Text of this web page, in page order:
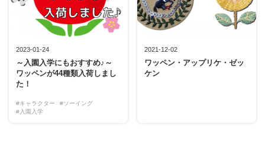
2023-01-24
～入園入学にもおすすめ♪～
ワッペンが44種類入荷しまし
た！
#キャラクター
#ソーイング
#入園入学
2021-12-02
ワッペン・アップリケ・ゼッ
ケン